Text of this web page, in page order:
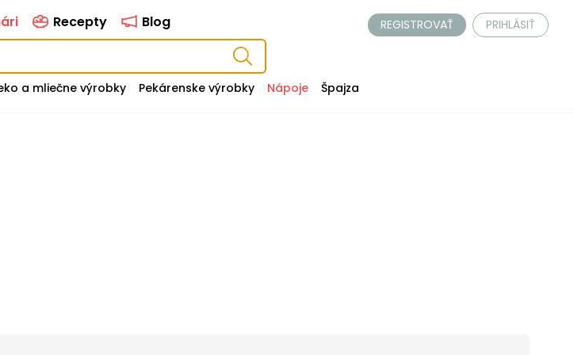
Recepty Blog REGISTROVAŤ PRIHLÁSIŤ
a mliečne výrobky Pekárenske výrobky Nápoje Špajza